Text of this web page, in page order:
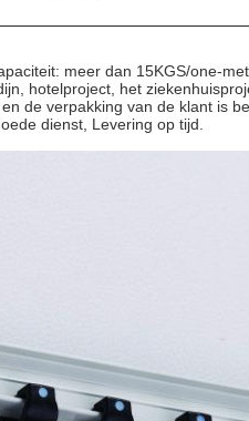
meer dan 15KGS/one-
hotelproject, het
de verpakking van de klant is
dienst, Levering op tijd.